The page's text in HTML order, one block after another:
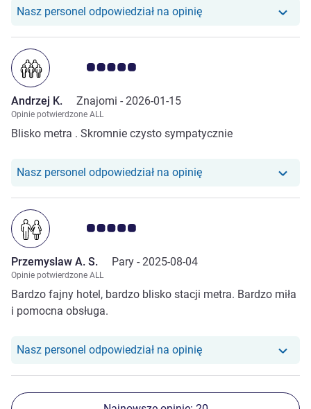
Nasz personel odpowiedział na opinię
Ocena klientów 5.0/5
Andrzej K. Znajomi - 2026-01-15
Opinie potwierdzone ALL
Blisko metra . Skromnie czysto sympatycznie
Nasz personel odpowiedział na opinię
Ocena klientów 5.0/5
Przemyslaw A. S. Pary - 2025-08-04
Opinie potwierdzone ALL
Bardzo fajny hotel, bardzo blisko stacji metra. Bardzo miła
i pomocna obsługa.
Nasz personel odpowiedział na opinię